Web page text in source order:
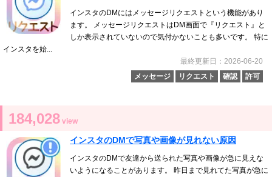
インスタのDMにはメッセージリクエストという機能があり
ます。 メッセージリクエストはDM画面で『リクエスト』と
しか表示されていないので気付かないことも多いです。 特に
インスタを始...
最終更新日：2026-06-20
メッセージ
リクエスト 確認 許可
184,028 view
インスタのDMで写真や画像が見れない原因
インスタのDMで友達から送られた写真や画像が急に見えな
いようになることがあります。 昨日まで見れてた写真が急に